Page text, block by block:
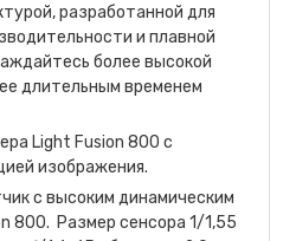
разработанной для
и плавной
более высокой
длительным временем
Light Fusion 800 с
изображения.
с высоким динамическим
800. Размер сенсора 1/1,55